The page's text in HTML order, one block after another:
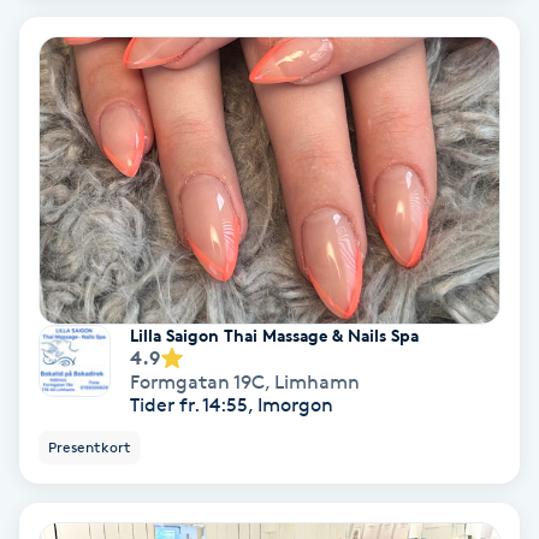
IPL
IPL hårborttagning
IR-massage
Japansk massage
K18
Katun fransar
Lilla Saigon Thai Massage & Nails Spa
4.9
Formgatan 19C, Limhamn
Tider fr. 14:55, Imorgon
Presentkort